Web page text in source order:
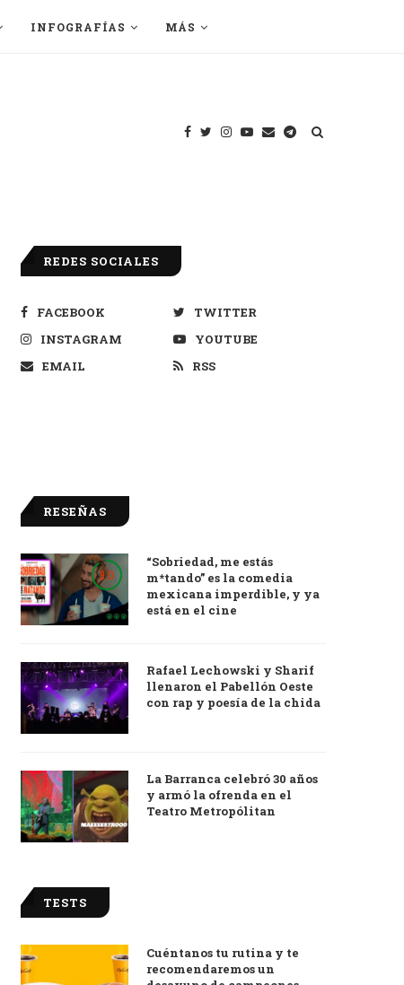
INFOGRAFÍAS MÁS
REDES SOCIALES
FACEBOOK
TWITTER
INSTAGRAM
YOUTUBE
EMAIL
RSS
RESEÑAS
9.0
“Sobriedad, me estás
m*tando” es la comedia
mexicana imperdible, y ya
está en el cine
Rafael Lechowski y Sharif
llenaron el Pabellón Oeste
con rap y poesía de la chida
La Barranca celebró 30 años
y armó la ofrenda en el
Teatro Metropólitan
TESTS
Cuéntanos tu rutina y te
recomendaremos un